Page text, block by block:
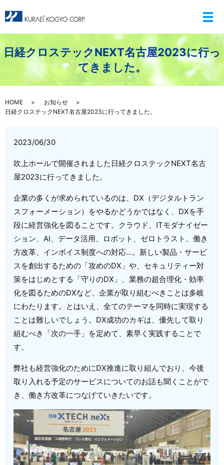
メ
日経クロステックNEXT名古屋2023に行っ
てきました。
HOME
お知らせ
日経クロステックNEXT名古屋2023に行ってきました。
2023/06/30
吹上ホールで開催されました日経クロステックNEXT名古
屋2023に行ってきました。
企業の多くが求められているのは、DX（デジタルトラン
スフォーメーション）をやるかどうかではなく、DXを手
段に経営強化を図ることです。クラウド、ITモダナイゼー
ション、AI、データ活用、ロボット、ゼロトラスト、働き
方改革、インボイス制度への対応…。新しい製品・サービ
スを創出するための「攻めのDX」や、セキュリティー対
策をはじめとする「守りのDX」、業務の超合理化・効率
化を図るためのDXなど、企業が取り組むべきことは多岐
にわたります。とはいえ、全てのテーマを同時に実現する
ことは難しいでしょう。DX成功のカギは、優先して取り
組むべき「次の一手」を定めて、素早く実践することで
す。
弊社も経営強化のためにDX推進に取り組んでおり、今後
取り入れる予定のサービスについてのお話も聞くことがで
き、働き方改革につなげていきたいです。